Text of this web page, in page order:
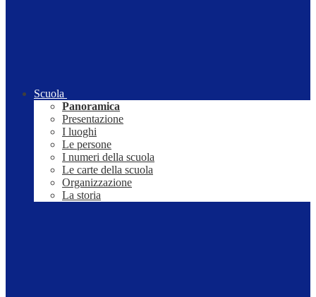
Scuola
Panoramica
Presentazione
I luoghi
Le persone
I numeri della scuola
Le carte della scuola
Organizzazione
La storia